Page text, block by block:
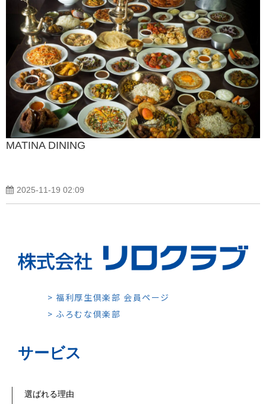
MATINA DINING
2025-11-19 02:09
> 福利厚生倶楽部 会員ページ
> ふろむな倶楽部
サービス
選ばれる理由